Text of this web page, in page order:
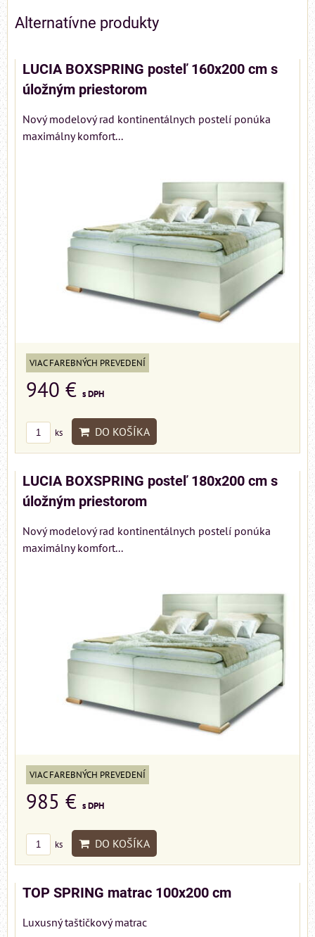
Alternatívne produkty
LUCIA BOXSPRING posteľ 160x200 cm s
úložným priestorom
Nový modelový rad kontinentálnych postelí ponúka
maximálny komfort...
VIAC FAREBNÝCH PREVEDENÍ
940 € s DPH
ks DO KOŠÍKA
LUCIA BOXSPRING posteľ 180x200 cm s
úložným priestorom
Nový modelový rad kontinentálnych postelí ponúka
maximálny komfort...
VIAC FAREBNÝCH PREVEDENÍ
985 € s DPH
ks DO KOŠÍKA
TOP SPRING matrac 100x200 cm
Luxusný taštičkový matrac